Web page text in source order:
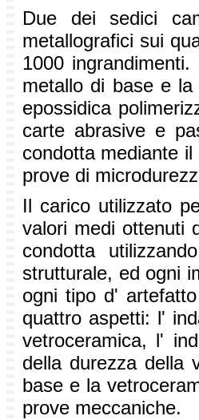
Due dei sedici
metallografici sui
1000
metallo di base e la
epossidica
carte abrasive e
condotta mediante
prove di
Il carico utilizzato
valori medi ottenuti
condotta
strutturale, ed ogni
ogni tipo d'
quattro aspetti: l'
vetroceramica, l'
della durezza della
base e la
prove meccaniche.